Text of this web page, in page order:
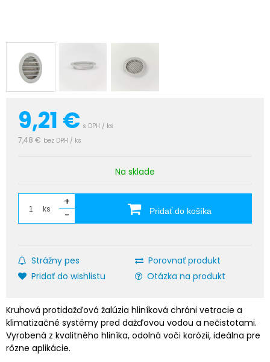
9,21 € s DPH / ks
7,48 € bez DPH / ks
Na sklade
ks
+
-
Pridať do košíka
Strážny pes
Porovnať produkt
Pridať do wishlistu
Otázka na produkt
Kruhová protidažďová žalúzia hliníková chráni vetracie a
klimatizačné systémy pred dažďovou vodou a nečistotami.
Vyrobená z kvalitného hliníka, odolná voči korózii, ideálna pre
rôzne aplikácie.